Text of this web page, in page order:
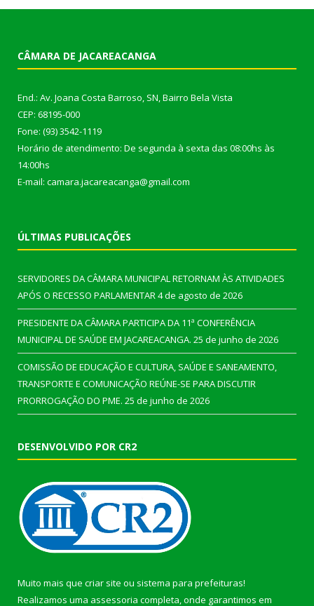
CÂMARA DE JACAREACANGA
End.: Av. Joana Costa Barroso, SN, Bairro Bela Vista
CEP: 68195-000
Fone: (93) 3542-1119
Horário de atendimento: De segunda à sexta das 08:00hs às
14:00hs
E-mail: camara.jacareacanga@gmail.com
ÚLTIMAS PUBLICAÇÕES
SERVIDORES DA CÂMARA MUNICIPAL RETORNAM ÀS ATIVIDADES
APÓS O RECESSO PARLAMENTAR4 de agosto de 2026
PRESIDENTE DA CÂMARA PARTICIPA DA 11ª CONFERÊNCIA
MUNICIPAL DE SAÚDE EM JACAREACANGA. 25 de junho de 2026
COMISSÃO DE EDUCAÇÃO E CULTURA, SAÚDE E SANEAMENTO,
TRANSPORTE E COMUNICAÇÃO REÚNE-SE PARA DISCUTIR
PRORROGAÇÃO DO PME. 25 de junho de 2026
DESENVOLVIDO POR CR2
Muito mais que criar site ou sistema para prefeituras!
Realizamos uma assessoria completa, onde garantimos em